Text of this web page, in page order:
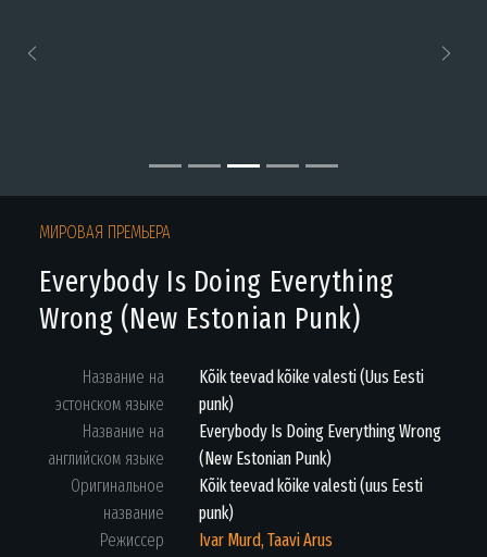
МИРОВАЯ ПРЕМЬЕРА
Everybody Is Doing Everything
Wrong (New Estonian Punk)
Название на
эстонском языке
Kõik teevad kõike valesti (Uus Eesti
punk)
Название на
английском языке
Everybody Is Doing Everything Wrong
(New Estonian Punk)
Оригинальное
название
Kõik teevad kõike valesti (uus Eesti
punk)
Режиссер
Ivar Murd, Taavi Arus